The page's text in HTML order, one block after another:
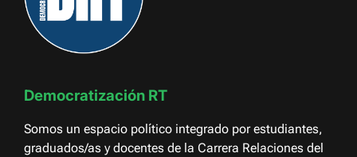
Democratización RT
Somos un espacio político integrado por estudiantes,
graduados/as y docentes de la Carrera Relaciones del